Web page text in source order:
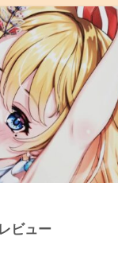
ビュー